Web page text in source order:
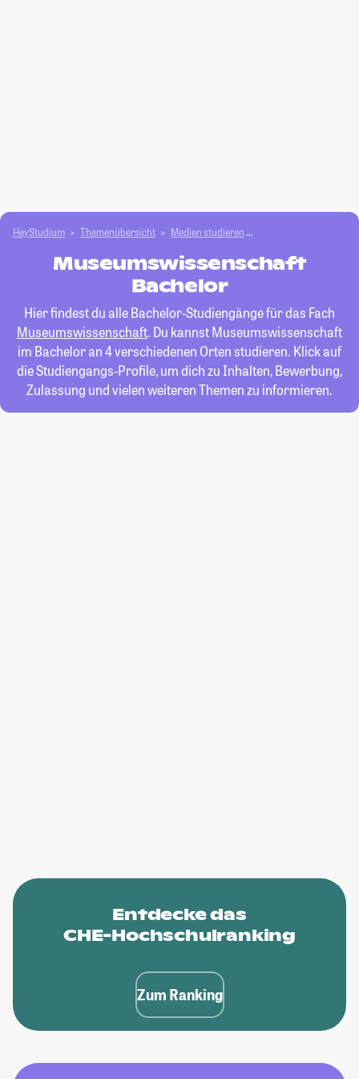
HeyStudium Themenübersicht Medien studieren
Museumswissenschaft
Bachelor
Hier findest du alle Bachelor-Studiengänge für das Fach
Museumswissenschaft. Du kannst Museumswissenschaft
im Bachelor an 4 verschiedenen Orten studieren. Klick auf
die Studiengangs-Profile, um dich zu Inhalten, Bewerbung,
Zulassung und vielen weiteren Themen zu informieren.
Entdecke das
CHE-Hochschulranking
Zum Ranking